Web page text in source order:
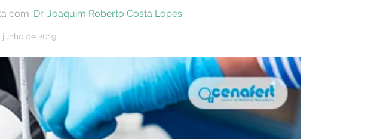
com: Dr. Joaquim Roberto Costa Lopes
de 2019